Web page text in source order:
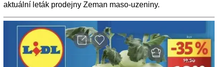
aktuální leták prodejny Zeman maso-uzeniny.